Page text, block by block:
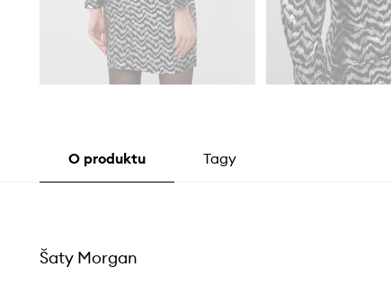
O produktu Tagy
Šaty Morgan